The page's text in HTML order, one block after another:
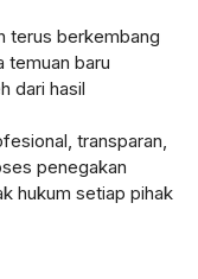
terus berkembang
temuan baru
dari hasil
transparan,
penegakan
hukum setiap pihak